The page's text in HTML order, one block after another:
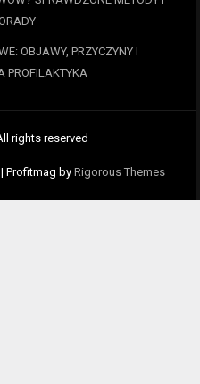
OBJAWY, PRZYCZYNY I
PROFILAKTYKA
rights reserved
| Profitmag by Rigorous Themes